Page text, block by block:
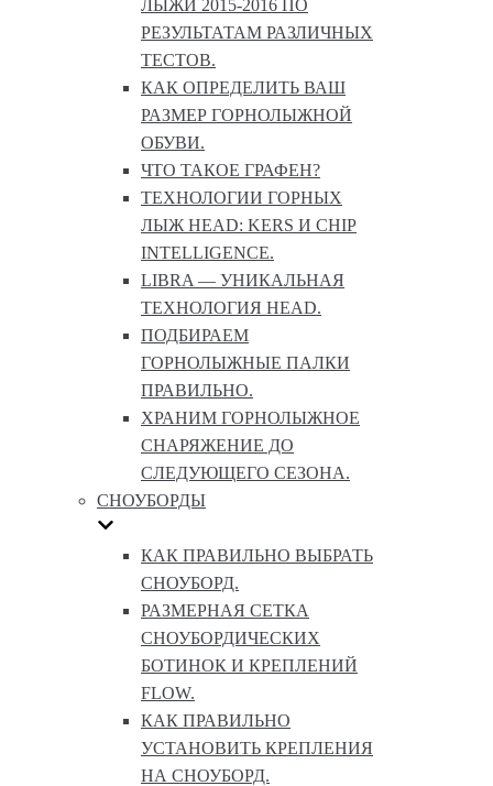
ЛЫЖИ 2015-2016 ПО
РЕЗУЛЬТАТАМ РАЗЛИЧНЫХ
ТЕСТОВ.
КАК ОПРЕДЕЛИТЬ ВАШ
РАЗМЕР ГОРНОЛЫЖНОЙ
ОБУВИ.
ЧТО ТАКОЕ ГРАФЕН?
ТЕХНОЛОГИИ ГОРНЫХ
ЛЫЖ HEAD: KERS И CHIP
INTELLIGENCE.
LIBRA — УНИКАЛЬНАЯ
ТЕХНОЛОГИЯ HEAD.
ПОДБИРАЕМ
ГОРНОЛЫЖНЫЕ ПАЛКИ
ПРАВИЛЬНО.
ХРАНИМ ГОРНОЛЫЖНОЕ
СНАРЯЖЕНИЕ ДО
СЛЕДУЮЩЕГО СЕЗОНА.
СНОУБОРДЫ
КАК ПРАВИЛЬНО ВЫБРАТЬ
СНОУБОРД.
РАЗМЕРНАЯ СЕТКА
СНОУБОРДИЧЕСКИХ
БОТИНОК И КРЕПЛЕНИЙ
FLOW.
КАК ПРАВИЛЬНО
УСТАНОВИТЬ КРЕПЛЕНИЯ
НА СНОУБОРД.